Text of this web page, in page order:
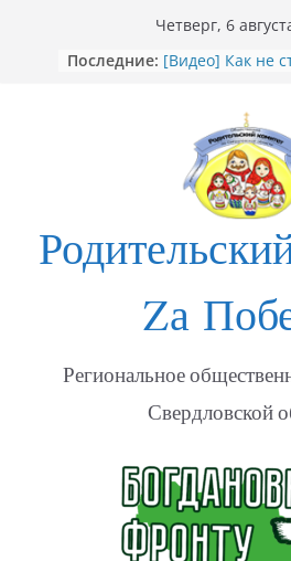
содержимому
Четверг, 6
Последние: [Видео] Как не
Открытие
участникам
ФОТО
Мариуполя
Годовщина
МАРИУПОЛЯ
Zа
Региональное
Свердловской